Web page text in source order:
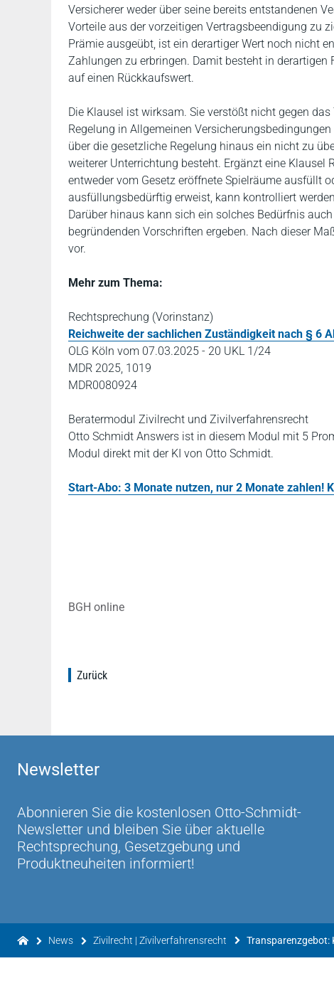
Versicherer weder über seine bereits entstandenen
Vorteile aus der vorzeitigen Vertragsbeendigung zu
Prämie ausgeübt, ist ein derartiger Wert noch nicht
Zahlungen zu erbringen. Damit besteht in
auf einen Rückkaufswert.
Die Klausel ist wirksam. Sie verstößt nicht gegen
Regelung in Allgemeinen
über die gesetzliche Regelung hinaus ein nicht zu
weiterer Unterrichtung besteht. Ergänzt eine
entweder vom Gesetz eröffnete Spielräume ausfüllt
ausfüllungsbedürftig erweist, kann kontrolliert
Darüber hinaus kann sich ein solches Bedürfnis
begründenden Vorschriften ergeben. Nach dieser
vor.
Mehr zum Thema:
Rechtsprechung (Vorinstanz)
Reichweite der sachlichen Zuständigkeit nach § 6
OLG Köln vom 07.03.2025 - 20 UKL 1/24
MDR 2025, 1019
MDR0080924
Beratermodul Zivilrecht und Zivilverfahrensrecht
Otto Schmidt Answers ist in diesem Modul mit 5
Modul direkt mit der KI von Otto Schmidt.
Start-Abo: 3 Monate nutzen, nur 2 Monate zahlen!
BGH online
Zurück
Newsletter
Abonnieren Sie die kostenlosen Otto-Schmidt-
Newsletter und bleiben Sie über aktuelle
Rechtsprechung, Gesetzgebung und
Produktneuheiten informiert!
News Zivilrecht | Zivilverfahrensrecht